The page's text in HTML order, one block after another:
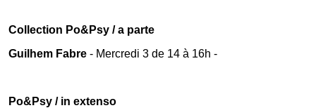
Collection Po&Psy / a parte
Guilhem Fabre - Mercredi 3 de 14 à 16h -
Po&Psy / in extenso